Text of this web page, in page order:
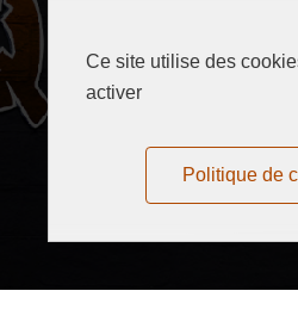
Ce site utilise des
activer
Politique de